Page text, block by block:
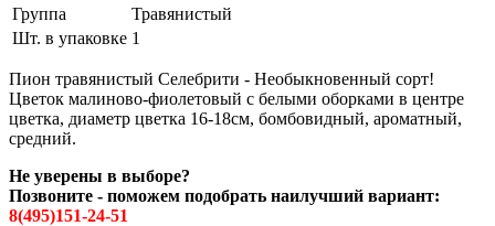
Группа
Травянистый
Шт. в упаковке 1
Пион травянистый Селебрити - Необыкновенный сорт!
Цветок малиново-фиолетовый с белыми оборками в центре
цветка, диаметр цветка 16-18см, бомбовидный, ароматный,
средний.
Не уверены в выборе?
Позвоните - поможем подобрать наилучший вариант:
8(495)151-24-51